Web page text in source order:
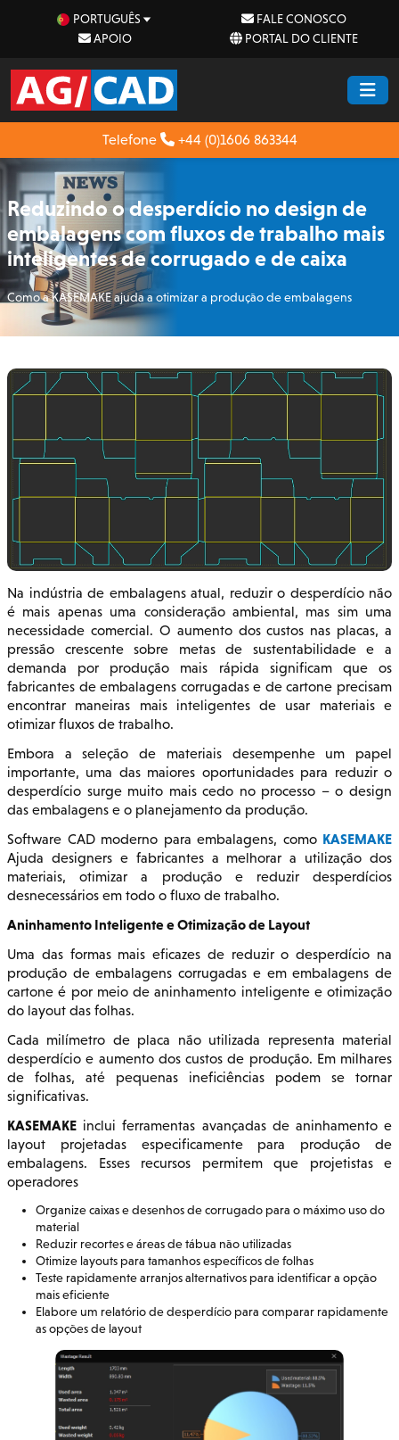
PORTUGUÊS
FALE CONOSCO
APOIO
PORTAL DO CLIENTE
Telefone +44 (0)1606 863344
Reduzindo o desperdício no design de
embalagens com fluxos de trabalho mais
inteligentes de corrugado e de caixa
Como a KASEMAKE ajuda a otimizar a produção de embalagens
Na indústria de embalagens atual, reduzir o desperdício não
é mais apenas uma consideração ambiental, mas sim uma
necessidade comercial. O aumento dos custos nas placas, a
pressão crescente sobre metas de sustentabilidade e a
demanda por produção mais rápida significam que os
fabricantes de embalagens corrugadas e de cartone precisam
encontrar maneiras mais inteligentes de usar materiais e
otimizar fluxos de trabalho.
Embora a seleção de materiais desempenhe um papel
importante, uma das maiores oportunidades para reduzir o
desperdício surge muito mais cedo no processo – o design
das embalagens e o planejamento da produção.
Software CAD moderno para embalagens, como KASEMAKE
Ajuda designers e fabricantes a melhorar a utilização dos
materiais, otimizar a produção e reduzir desperdícios
desnecessários em todo o fluxo de trabalho.
Aninhamento Inteligente e Otimização de Layout
Uma das formas mais eficazes de reduzir o desperdício na
produção de embalagens corrugadas e em embalagens de
cartone é por meio de aninhamento inteligente e otimização
do layout das folhas.
Cada milímetro de placa não utilizada representa material
desperdício e aumento dos custos de produção. Em milhares
de folhas, até pequenas ineficiências podem se tornar
significativas.
KASEMAKE inclui ferramentas avançadas de aninhamento e
layout projetadas especificamente para produção de
embalagens. Esses recursos permitem que projetistas e
operadores
Organize caixas e desenhos de corrugado para o máximo uso do
material
Reduzir recortes e áreas de tábua não utilizadas
Otimize layouts para tamanhos específicos de folhas
Teste rapidamente arranjos alternativos para identificar a opção
mais eficiente
Elabore um relatório de desperdício para comparar rapidamente
as opções de layout